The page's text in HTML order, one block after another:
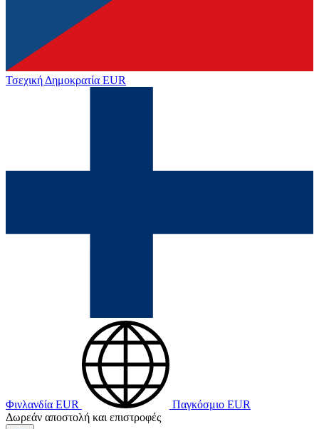
Τσεχική Δημοκρατία EUR
Φινλανδία EUR Παγκόσμιο EUR
Δωρεάν αποστολή και επιστροφές